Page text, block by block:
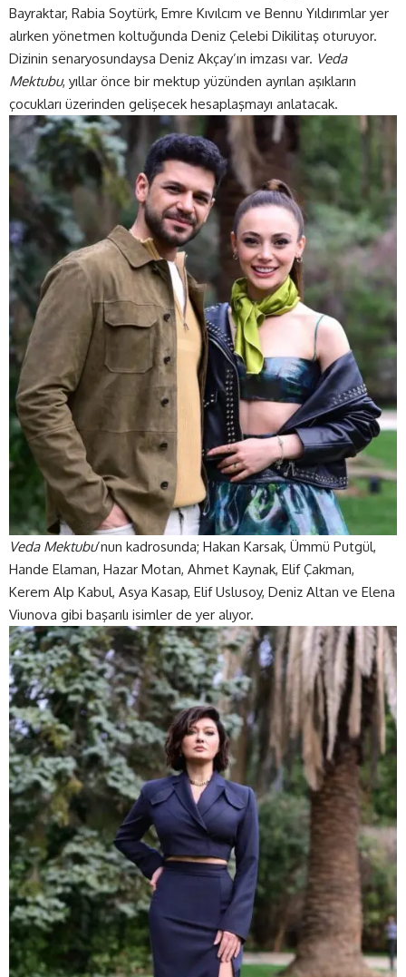
Bayraktar, Rabia Soytürk, Emre Kıvılcım ve Bennu Yıldırımlar yer
alırken yönetmen koltuğunda Deniz Çelebi Dikilitaş oturuyor.
Dizinin senaryosundaysa Deniz Akçay’ın imzası var. Veda
Mektubu, yıllar önce bir mektup yüzünden ayrılan aşıkların
çocukları üzerinden gelişecek hesaplaşmayı anlatacak.
Veda Mektubu’nun kadrosunda; Hakan Karsak, Ümmü Putgül,
Hande Elaman, Hazar Motan, Ahmet Kaynak, Elif Çakman,
Kerem Alp Kabul, Asya Kasap, Elif Uslusoy, Deniz Altan ve Elena
Viunova gibi başarılı isimler de yer alıyor.